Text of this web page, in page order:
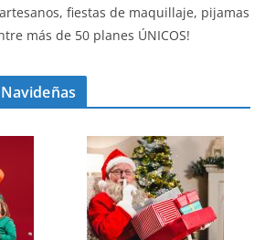
fiestas de maquillaje, pijamas
más de 50 planes ÚNICOS!